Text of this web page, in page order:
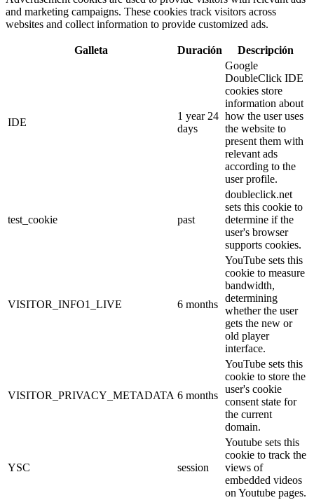
and marketing campaigns. These cookies track visitors across
websites and collect information to provide customized ads.
Galleta Duración Descripción
IDE
1 year 24
days
Google
DoubleClick IDE
cookies store
information about
how the user uses
the website to
present them with
relevant ads
according to the
user profile.
test_cookie past
doubleclick.net
sets this cookie to
determine if the
user's browser
supports cookies.
VISITOR_INFO1_LIVE 6 months
YouTube sets this
cookie to measure
bandwidth,
determining
whether the user
gets the new or
old player
interface.
VISITOR_PRIVACY_METADATA 6 months
YouTube sets this
cookie to store the
user's cookie
consent state for
the current
domain.
YSC session
Youtube sets this
cookie to track the
views of
embedded videos
on Youtube pages.